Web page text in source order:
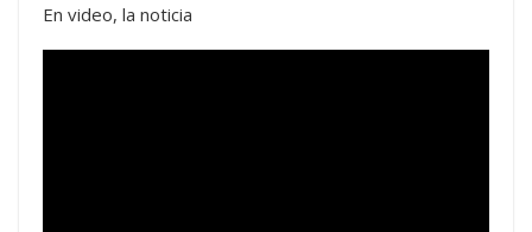
En video, la noticia